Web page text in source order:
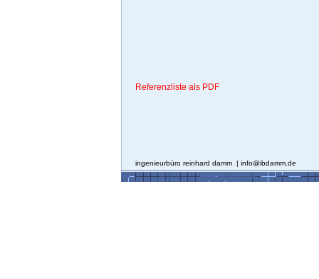
Referenzliste als PDF
ingenieurbüro reinhard damm | info@ibdamm.de